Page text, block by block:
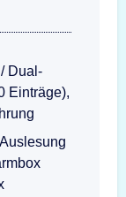
Dual-
Einträge),